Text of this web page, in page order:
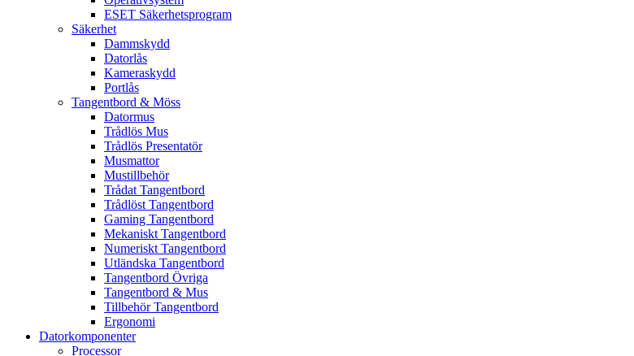
ESET Säkerhetsprogram
Säkerhet
Dammskydd
Datorlås
Kameraskydd
Portlås
Tangentbord & Möss
Datormus
Trådlös Mus
Trådlös Presentatör
Musmattor
Mustillbehör
Trådat Tangentbord
Trådlöst Tangentbord
Gaming Tangentbord
Mekaniskt Tangentbord
Numeriskt Tangentbord
Utländska Tangentbord
Tangentbord Övriga
Tangentbord & Mus
Tillbehör Tangentbord
Ergonomi
Datorkomponenter
Processor